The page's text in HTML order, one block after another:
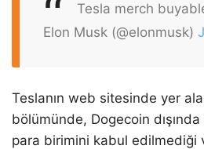
Tesla merch
Elon Musk (@elonmusk)
Teslanın web sitesinde yer
bölümünde, Dogecoin
para birimini kabul edilmediği